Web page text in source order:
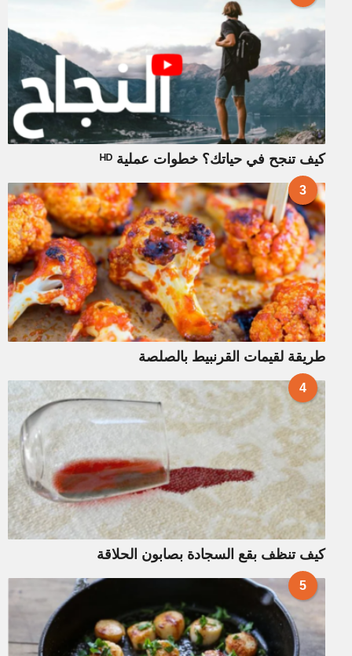
كيف تنجح في حياتك؟ خطوات عملية ᴴᴰ
3
طريقة لقيمات القرنبيط بالصلصة
4
كيف تنظف بقع السجادة بصابون الحلاقة
5